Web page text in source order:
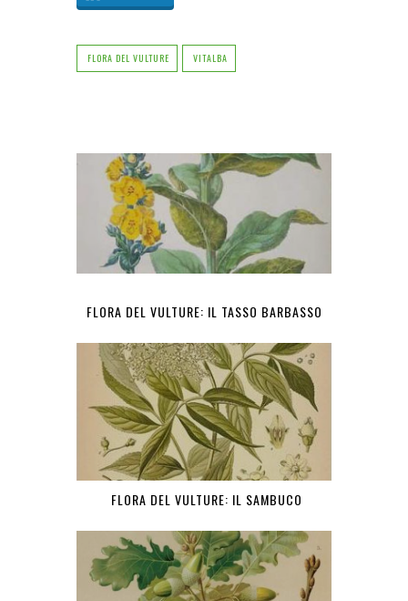
FLORA DEL VULTURE VITALBA
FLORA DEL VULTURE: IL TASSO BARBASSO
FLORA DEL VULTURE: IL SAMBUCO